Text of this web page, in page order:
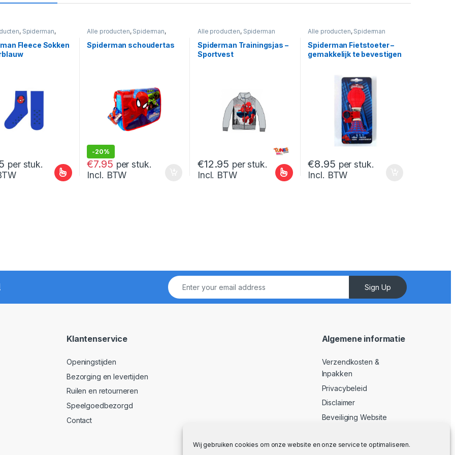
Wij gebruiken cookies om onze website en onze service te optimaliseren.
, Spiderman,
Fleece Sokken
per stuk.
heeft meerdere variaties. Deze optie kan gekozen worden op de productpagina
Alle producten, Spiderman,
Rugzakken
Spiderman schoudertas
-20%
€7.95
9.95
per stuk.
Incl. BTW
Alle producten, Spiderman
Spiderman Trainingsjas –
Sportvest
€12.95 per stuk.
Incl. BTW
Dit product heeft meerdere variaties. Deze optie kan gekozen worden op de
Alle producten, Spiderman
Spiderman Fietstoeter –
gemakkelijk te bevestigen
€8.95 per stuk.
Incl. BTW
Sign Up
Klantenservice
Openingstijden
Bezorging en levertijden
Ruilen en retourneren
Speelgoedbezorgd
Contact
Algemene informatie
Verzendkosten &
Inpakken
Privacybeleid
Disclaimer
Beveiliging Website